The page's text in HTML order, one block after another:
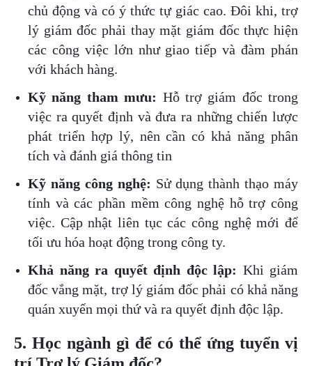
chủ động và có ý thức tự giác cao. Đôi khi, trợ
lý giám đốc phải thay mặt giám đốc thực hiện
các công việc lớn như giao tiếp và đàm phán
với khách hàng.
Kỹ năng tham mưu: Hỗ trợ giám đốc trong
việc ra quyết định và đưa ra những chiến lược
phát triển hợp lý, nên cần có khả năng phân
tích và đánh giá thông tin
Kỹ năng công nghệ: Sử dụng thành thạo máy
tính và các phần mềm công nghệ hỗ trợ công
việc. Cập nhật liên tục các công nghệ mới để
tối ưu hóa hoạt động trong công ty.
Khả năng ra quyết định độc lập: Khi giám
đốc vắng mặt, trợ lý giám đốc phải có khả năng
quán xuyến mọi thứ và ra quyết định độc lập.
5. Học ngành gì để có thể ứng tuyển vị